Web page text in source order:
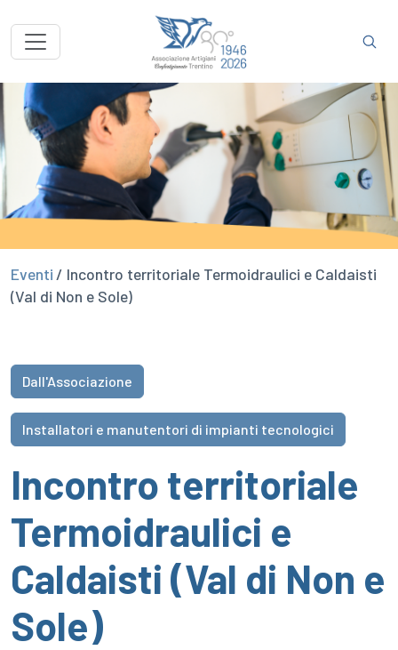
Eventi / Incontro territoriale Termoidraulici e Caldaisti
(Val di Non e Sole)
Dall'Associazione
Installatori e manutentori di impianti tecnologici
Incontro territoriale
Termoidraulici e
Caldaisti (Val di Non e
Sole)